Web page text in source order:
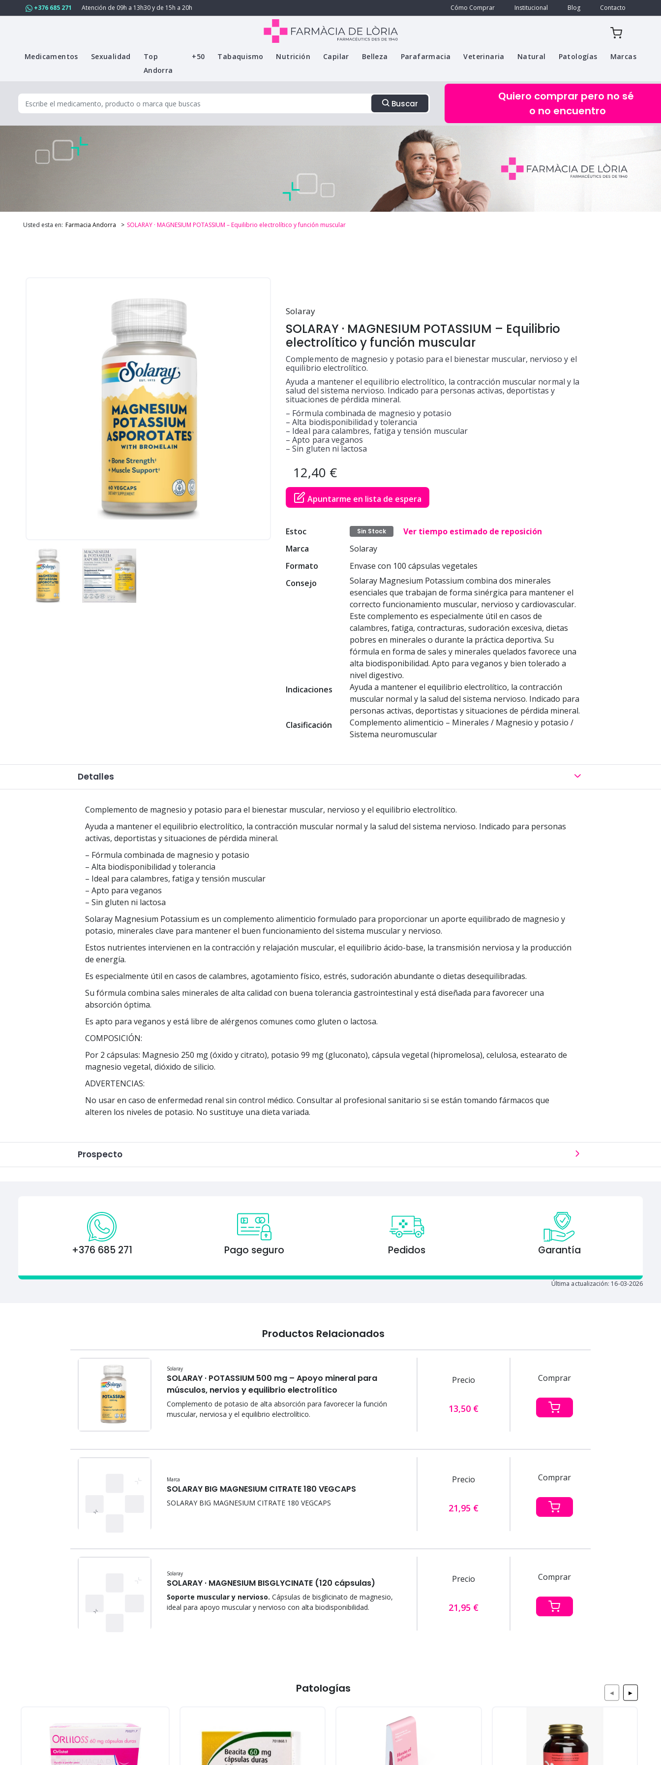
+376 685 271 Atención de 09h a 13h30 y de 15h a 20h Cómo Comprar Institucional Blog Contacto
Medicamentos Sexualidad
Top
Andorra
+50 Tabaquismo Nutrición Capilar Belleza Parafarmacia Veterinaria Natural Patologías Marcas
Buscar
Quiero comprar pero no sé
o no encuentro
Usted esta en: Farmacia Andorra SOLARAY · MAGNESIUM POTASSIUM – Equilibrio electrolítico y función muscular
Solaray
SOLARAY · MAGNESIUM POTASSIUM – Equilibrio
electrolítico y función muscular
Complemento de magnesio y potasio para el bienestar muscular, nervioso y el
equilibrio electrolítico.
Ayuda a mantener el equilibrio electrolítico, la contracción muscular normal y la
salud del sistema nervioso. Indicado para personas activas, deportistas y
situaciones de pérdida mineral.
– Fórmula combinada de magnesio y potasio
– Alta biodisponibilidad y tolerancia
– Ideal para calambres, fatiga y tensión muscular
– Apto para veganos
– Sin gluten ni lactosa
12,40 €
Apuntarme en lista de espera
Estoc Sin Stock
Ver tiempo estimado de reposición
Marca
Solaray
Formato
Envase con 100 cápsulas vegetales
Consejo
Solaray Magnesium Potassium combina dos minerales
esenciales que trabajan de forma sinérgica para mantener el
correcto funcionamiento muscular, nervioso y cardiovascular.
Este complemento es especialmente útil en casos de
calambres, fatiga, contracturas, sudoración excesiva, dietas
pobres en minerales o durante la práctica deportiva. Su
fórmula en forma de sales y minerales quelados favorece una
alta biodisponibilidad. Apto para veganos y bien tolerado a
nivel digestivo.
Indicaciones
Ayuda a mantener el equilibrio electrolítico, la contracción
muscular normal y la salud del sistema nervioso. Indicado para
personas activas, deportistas y situaciones de pérdida mineral.
Clasificación
Complemento alimenticio – Minerales / Magnesio y potasio /
Sistema neuromuscular
Detalles
Complemento de magnesio y potasio para el bienestar muscular, nervioso y el equilibrio electrolítico.
Ayuda a mantener el equilibrio electrolítico, la contracción muscular normal y la salud del sistema nervioso. Indicado para personas
activas, deportistas y situaciones de pérdida mineral.
– Fórmula combinada de magnesio y potasio
– Alta biodisponibilidad y tolerancia
– Ideal para calambres, fatiga y tensión muscular
– Apto para veganos
– Sin gluten ni lactosa
Solaray Magnesium Potassium es un complemento alimenticio formulado para proporcionar un aporte equilibrado de magnesio y
potasio, minerales clave para mantener el buen funcionamiento del sistema muscular y nervioso.
Estos nutrientes intervienen en la contracción y relajación muscular, el equilibrio ácido-base, la transmisión nerviosa y la producción
de energía.
Es especialmente útil en casos de calambres, agotamiento físico, estrés, sudoración abundante o dietas desequilibradas.
Su fórmula combina sales minerales de alta calidad con buena tolerancia gastrointestinal y está diseñada para favorecer una
absorción óptima.
Es apto para veganos y está libre de alérgenos comunes como gluten o lactosa.
COMPOSICIÓN:
Por 2 cápsulas: Magnesio 250 mg (óxido y citrato), potasio 99 mg (gluconato), cápsula vegetal (hipromelosa), celulosa, estearato de
magnesio vegetal, dióxido de silicio.
ADVERTENCIAS:
No usar en caso de enfermedad renal sin control médico. Consultar al profesional sanitario si se están tomando fármacos que
alteren los niveles de potasio. No sustituye una dieta variada.
Prospecto
+376 685 271 Pago seguro Pedidos Garantía
Última actualización: 16-03-2026
Productos Relacionados
Solaray
SOLARAY · POTASSIUM 500 mg – Apoyo mineral para
músculos, nervios y equilibrio electrolítico
Complemento de potasio de alta absorción para favorecer la función
muscular, nerviosa y el equilibrio electrolítico.
Precio
13,50 €
Comprar
Marca
SOLARAY BIG MAGNESIUM CITRATE 180 VEGCAPS
SOLARAY BIG MAGNESIUM CITRATE 180 VEGCAPS
Precio
21,95 €
Comprar
Solaray
SOLARAY · MAGNESIUM BISGLYCINATE (120 cápsulas)
Soporte muscular y nervioso. Cápsulas de bisglicinato de magnesio,
ideal para apoyo muscular y nervioso con alta biodisponibilidad.
Precio
21,95 €
Comprar
Patologías ◀ ▶